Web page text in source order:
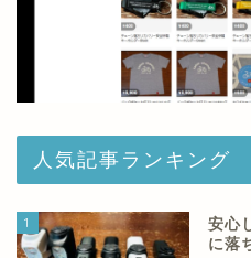
人気記事ランキング
1
安心
に落